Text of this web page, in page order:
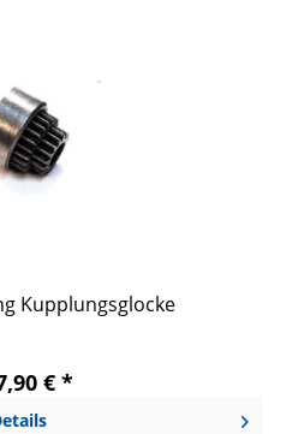
Kupplungsglocke
€ *